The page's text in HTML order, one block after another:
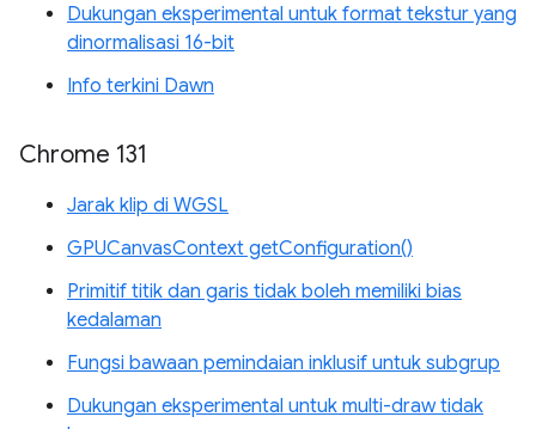
Dukungan eksperimental untuk format tekstur yang
dinormalisasi 16-bit
Info terkini Dawn
Chrome 131
Jarak klip di WGSL
GPUCanvasContext getConfiguration()
Primitif titik dan garis tidak boleh memiliki bias
kedalaman
Fungsi bawaan pemindaian inklusif untuk subgrup
Dukungan eksperimental untuk multi-draw tidak